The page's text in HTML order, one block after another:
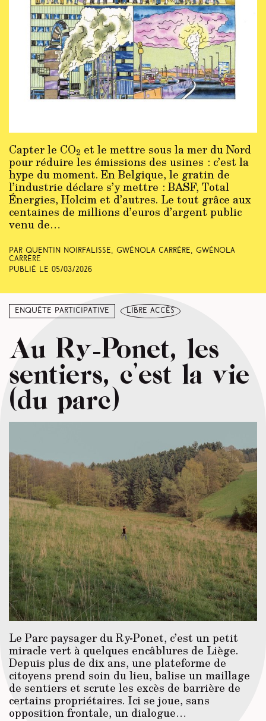
Capter le CO2 et le mettre sous la mer du Nord
pour réduire les émissions des usines : c’est la
hype du moment. En Belgique, le gratin de
l’industrie déclare s’y mettre : BASF, Total
Énergies, Holcim et d’autres. Le tout grâce aux
centaines de millions d’euros d’argent public
venu de…
Par Quentin Noirfalisse, Gwénola Carrère, Gwénola
Carrère
Publié le 05/03/2026
Enquête participative libre accès
Au Ry-Ponet, les
sentiers, c’est la vie
(du parc)
Le Parc paysager du Ry-Ponet, c’est un petit
miracle vert à quelques encâblures de Liège.
Depuis plus de dix ans, une plateforme de
citoyens prend soin du lieu, balise un maillage
de sentiers et scrute les excès de barrière de
certains propriétaires. Ici se joue, sans
opposition frontale, un dialogue…